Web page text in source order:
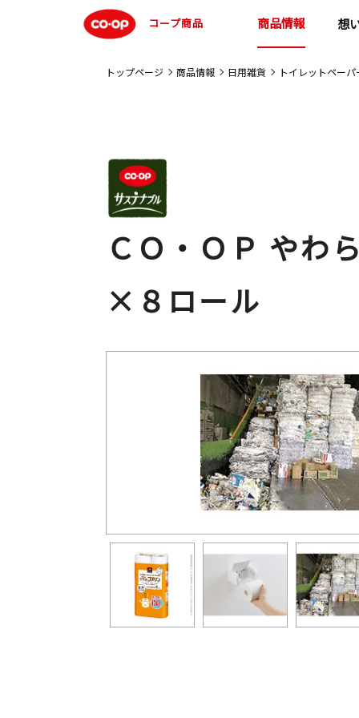
コープ商品 商品情報 想
トップページ 商品情報 日用雑貨 トイレットペーパ
ＣＯ・ＯＰ やわ
×８ロール